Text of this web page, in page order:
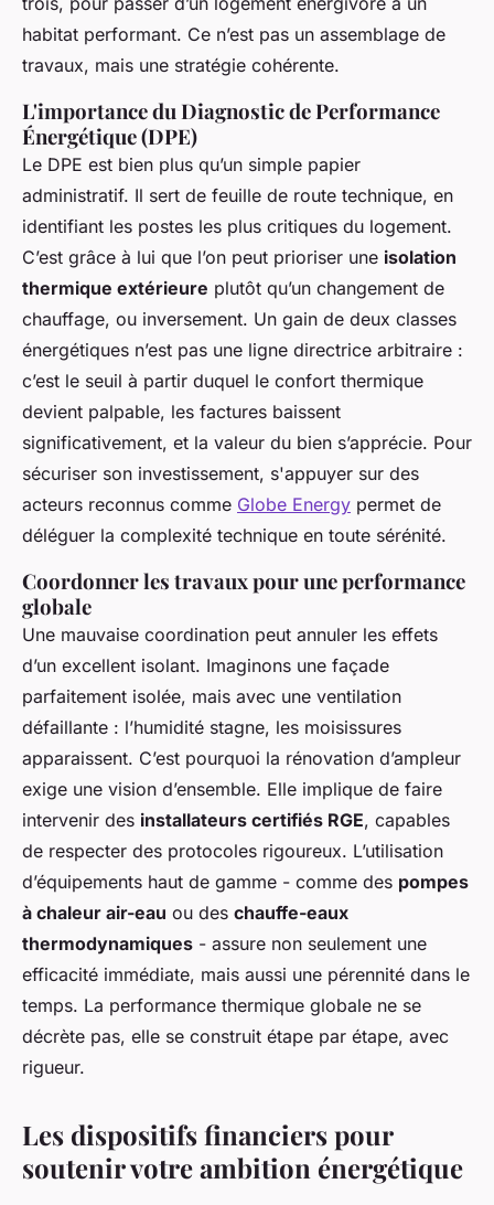
habitat performant. Ce n’est pas un assemblage de
travaux, mais une stratégie cohérente.
L'importance du Diagnostic de Performance
Énergétique (DPE)
Le DPE est bien plus qu’un simple papier
administratif. Il sert de feuille de route technique, en
identifiant les postes les plus critiques du logement.
C’est grâce à lui que l’on peut prioriser une isolation
thermique extérieure plutôt qu’un changement de
chauffage, ou inversement. Un gain de deux classes
énergétiques n’est pas une ligne directrice arbitraire :
c’est le seuil à partir duquel le confort thermique
devient palpable, les factures baissent
significativement, et la valeur du bien s’apprécie. Pour
sécuriser son investissement, s'appuyer sur des
acteurs reconnus comme Globe Energy permet de
déléguer la complexité technique en toute sérénité.
Coordonner les travaux pour une performance
globale
Une mauvaise coordination peut annuler les effets
d’un excellent isolant. Imaginons une façade
parfaitement isolée, mais avec une ventilation
défaillante : l’humidité stagne, les moisissures
apparaissent. C’est pourquoi la rénovation d’ampleur
exige une vision d’ensemble. Elle implique de faire
intervenir des installateurs certifiés RGE, capables
de respecter des protocoles rigoureux. L’utilisation
d’équipements haut de gamme - comme des pompes
à chaleur air-eau ou des chauffe-eaux
thermodynamiques - assure non seulement une
efficacité immédiate, mais aussi une pérennité dans le
temps. La performance thermique globale ne se
décrète pas, elle se construit étape par étape, avec
rigueur.
Les dispositifs financiers pour
soutenir votre ambition énergétique